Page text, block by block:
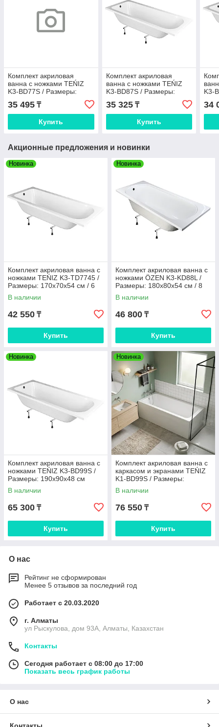
Комплект акриловая
ванна с ножками TEŃIZ
K3-BD77S / Размеры:
170х70х48 см (ножки JSD-
L001)
35 495 ₸
Купить
Комплект акриловая
ванна с ножками TEŃIZ
K3-BD87S / Размеры:
180x70x48 см (ножки JSD-
L001)
35 325₸
Купить
K3-
34
Акционные предложения и новинки
Новинка
Комплект акриловая ванна с
ножками TEŃIZ K3-TD7745 /
Размеры: 170х70х54 см / 6
мм (TD8845+JSD-L001) / гл
вн 41
В наличии
42 550 ₸
Купить
Новинка
Комплект акриловая ванна с
ножками ÖZEN K3-KD88L /
Размеры: 180х80х54 см / 8
мм (KD77L+JSD-L001) / гл вн
41 см
В наличии
46 800 ₸
Купить
Новинка
Комплект акриловая ванна с
ножками TEŃIZ K3-BD99S /
Размеры: 190х90х48 см
(ножки JSD-L002-60) / 6мм /
гл вн 40
В наличии
65 300 ₸
Купить
Новинка
Комплект акриловая ванна с
каркасом и экранами TEŃIZ
K1-BD99S / Размеры:
190х90х48 см / гл вн 40 см
В наличии
76 550 ₸
Купить
О нас
Рейтинг не сформирован
Менее 5 отзывов за последний год
Работает с 20.03.2020
г. Алматы
ул Рыскулова, дом 93А, Алматы, Казахстан
Контакты
Сегодня работает с 08:00 до 17:00
Показать весь график работы
О нас